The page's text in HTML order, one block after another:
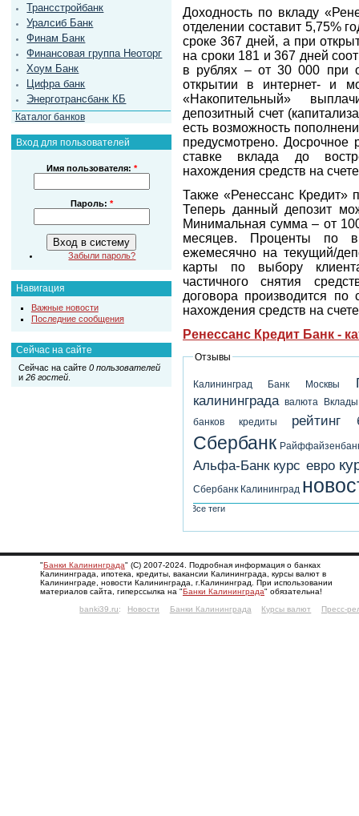
Трансстройбанк
Уралсиб Банк
Финам Банк
Финансовая группа Неоторг
Хоум Банк
Цифра банк
Энерготрансбанк КБ
Каталог банков
Вход для пользователей
Имя пользователя: *
Пароль: *
Забыли пароль?
Навигация
Важные новости
Последние сообщения
Сейчас на сайте
Сейчас на сайте 0 пользователей
и 26 гостей.
Доходность по вкладу
отделении составит 5,75%
сроке 367 дней, а при
на сроки 181 и 367 дней
в рублях – от 30 000 при
открытии в интернет- и
«Накопительный»
депозитный счет
есть возможность
предусмотрено. Досрочное
ставке вклада до
нахождения средств на
Также «Ренессанс Кредит»
Теперь данный депозит
Минимальная сумма – от
месяцев. Проценты по
ежемесячно на текущий/
карты по выбору
частичного снятия
договора производится по
нахождения средств на
Ренессанс Кредит Банк -
Отзывы
Калининград Банк Москвы
калининграда валюта
банков
кредиты рейтинг
Сбербанк
Альфа-Банк курс евро
Сбербанк Калининград
Все теги
"Банки Калининграда" (С) 2007-2024. Подробная информация о банках
Калининграда, ипотека, кредиты, вакансии Калининграда, курсы валют в
Калининграде, новости Калининграда, г.Калининград. При использовании
материалов сайта, гиперссылка на "Банки Калининграда" обязательна!
banki39.ru: Новости Банки Калининграда Курсы валют Пресс-